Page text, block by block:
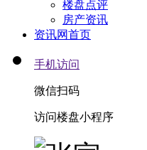
楼盘点评
房产资讯
资讯网首页
手机访问
微信扫码
访问楼盘小程序